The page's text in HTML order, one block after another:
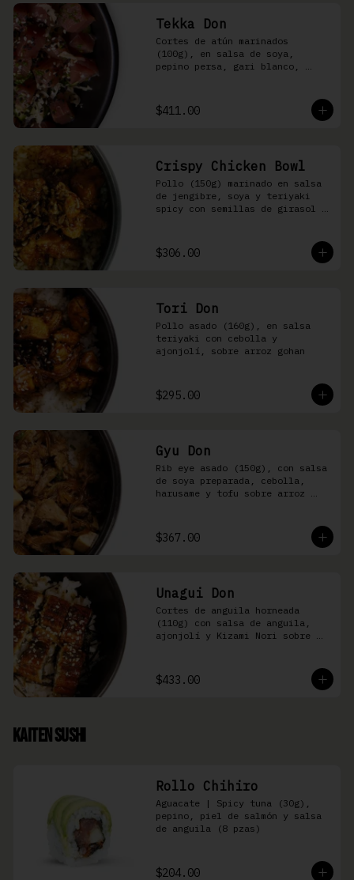
Tekka Don
Cortes de atún marinados
(100g), en salsa de soya,
pepino persa, gari blanco,
$411.00
Crispy Chicken Bowl
Pollo (150g) marinado en salsa
de jengibre, soya y teriyaki
spicy con semillas de girasol y
$306.00
Tori Don
Pollo asado (160g), en salsa
teriyaki con cebolla y
ajonjolí, sobre arroz gohan
$295.00
Gyu Don
Rib eye asado (150g), con salsa
de soya preparada, cebolla,
harusame y tofu sobre arroz
$367.00
Unagui Don
Cortes de anguila horneada
(110g) con salsa de anguila,
ajonjolí y Kizami Nori sobre
$433.00
Kaiten Sushi
Rollo Chihiro
Aguacate | Spicy tuna (30g),
pepino, piel de salmón y salsa
de anguila (8 pzas)
$204.00